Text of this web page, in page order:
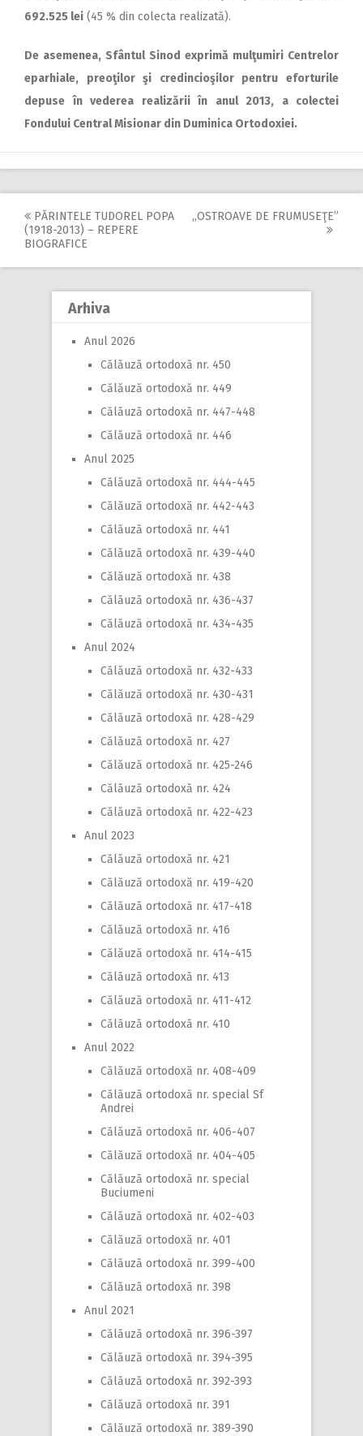
692.525 lei (45 % din colecta realizată).
De asemenea, Sfântul Sinod exprimă mulţumiri Centrelor
eparhiale, preoţilor şi credincioşilor pentru eforturile
depuse în vederea realizării în anul 2013, a colectei
Fondului Central Misionar din Duminica Ortodoxiei.
Post
navigation
PĂRINTELE TUDOREL POPA
(1918-2013) – REPERE
BIOGRAFICE
,,OSTROAVE DE FRUMUSEŢE”
Arhiva
Anul 2026
Călăuză ortodoxă nr. 450
Călăuză ortodoxă nr. 449
Călăuză ortodoxă nr. 447-448
Călăuză ortodoxă nr. 446
Anul 2025
Călăuză ortodoxă nr. 444-445
Călăuză ortodoxă nr. 442-443
Călăuză ortodoxă nr. 441
Călăuză ortodoxă nr. 439-440
Călăuză ortodoxă nr. 438
Călăuză ortodoxă nr. 436-437
Călăuză ortodoxă nr. 434-435
Anul 2024
Călăuză ortodoxă nr. 432-433
Călăuză ortodoxă nr. 430-431
Călăuză ortodoxă nr. 428-429
Călăuză ortodoxă nr. 427
Călăuză ortodoxă nr. 425-246
Călăuză ortodoxă nr. 424
Călăuză ortodoxă nr. 422-423
Anul 2023
Călăuză ortodoxă nr. 421
Călăuză ortodoxă nr. 419-420
Călăuză ortodoxă nr. 417-418
Călăuză ortodoxă nr. 416
Călăuză ortodoxă nr. 414-415
Călăuză ortodoxă nr. 413
Călăuză ortodoxă nr. 411-412
Călăuză ortodoxă nr. 410
Anul 2022
Călăuză ortodoxă nr. 408-409
Călăuză ortodoxă nr. special Sf
Andrei
Călăuză ortodoxă nr. 406-407
Călăuză ortodoxă nr. 404-405
Călăuză ortodoxă nr. special
Buciumeni
Călăuză ortodoxă nr. 402-403
Călăuză ortodoxă nr. 401
Călăuză ortodoxă nr. 399-400
Călăuză ortodoxă nr. 398
Anul 2021
Călăuză ortodoxă nr. 396-397
Călăuză ortodoxă nr. 394-395
Călăuză ortodoxă nr. 392-393
Călăuză ortodoxă nr. 391
Călăuză ortodoxă nr. 389-390